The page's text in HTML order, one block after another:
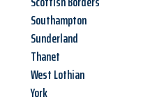
Southampton
Sunderland
Thanet
West Lothian
York